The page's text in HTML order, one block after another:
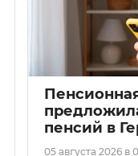
пенсий в
05 августа 2026 в